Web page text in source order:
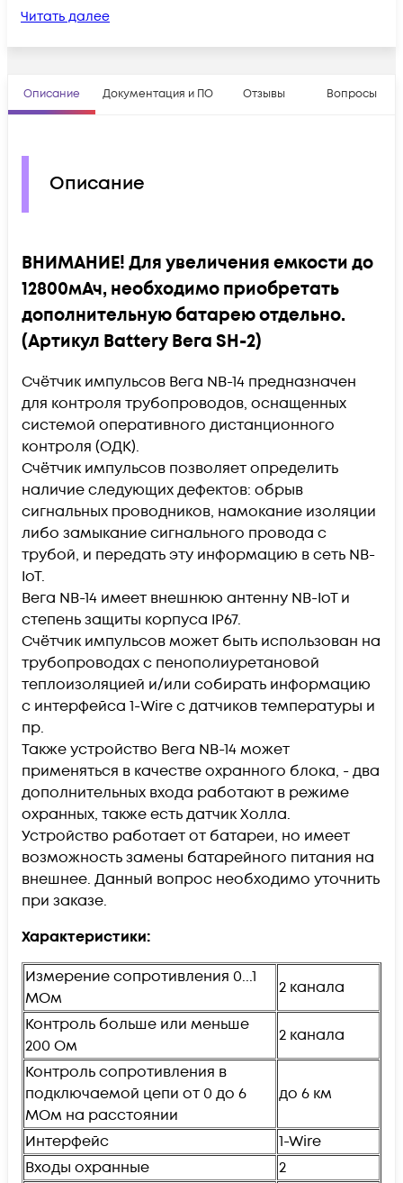
Читать далее
Описание Документация и ПО Отзывы Вопросы
Описание
ВНИМАНИЕ! Для увеличения емкости до
12800мАч, необходимо приобретать
дополнительную батарею отдельно.
(Артикул Battery Вега SH-2)
Счётчик импульсов Вега NB-14 предназначен
для контроля трубопроводов, оснащенных
системой оперативного дистанционного
контроля (ОДК).
Счётчик импульсов позволяет определить
наличие следующих дефектов: обрыв
сигнальных проводников, намокание изоляции
либо замыкание сигнального провода с
трубой, и передать эту информацию в сеть NB-
IoT.
Вега NB-14 имеет внешнюю антенну NB-IoT и
степень защиты корпуса IP67.
Счётчик импульсов может быть использован на
трубопроводах с пенополиуретановой
теплоизоляцией и/или собирать информацию
с интерфейса 1-Wire с датчиков температуры и
пр.
Также устройство Вега NB-14 может
применяться в качестве охранного блока, - два
дополнительных входа работают в режиме
охранных, также есть датчик Холла.
Устройство работает от батареи, но имеет
возможность замены батарейного питания на
внешнее. Данный вопрос необходимо уточнить
при заказе.
Характеристики:
Измерение сопротивления 0...1
МОм
2 канала
Контроль больше или меньше
200 Ом
2 канала
Контроль сопротивления в
подключаемой цепи от 0 до 6
МОм на расстоянии
до 6 км
Интерфейс
1-Wire
Входы охранные
2